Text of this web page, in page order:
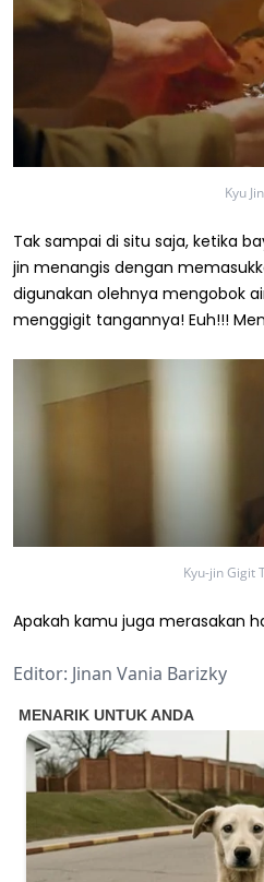
Kyu Jin
Tak sampai di situ saja, ketika
jin menangis dengan
digunakan olehnya mengobok
menggigit tangannya! Euh!!!
Kyu-jin Gigit
Apakah kamu juga merasakan
Editor: Jinan Vania Barizky